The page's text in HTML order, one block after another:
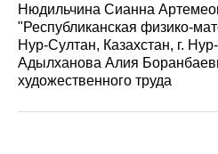
Нюдильчина Сианна
"Республиканская физико-
Нур-Султан, Казахстан, г.
Адылханова Алия
художественного труда